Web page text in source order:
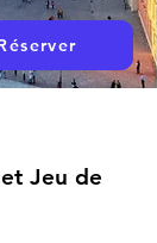
Jeu de